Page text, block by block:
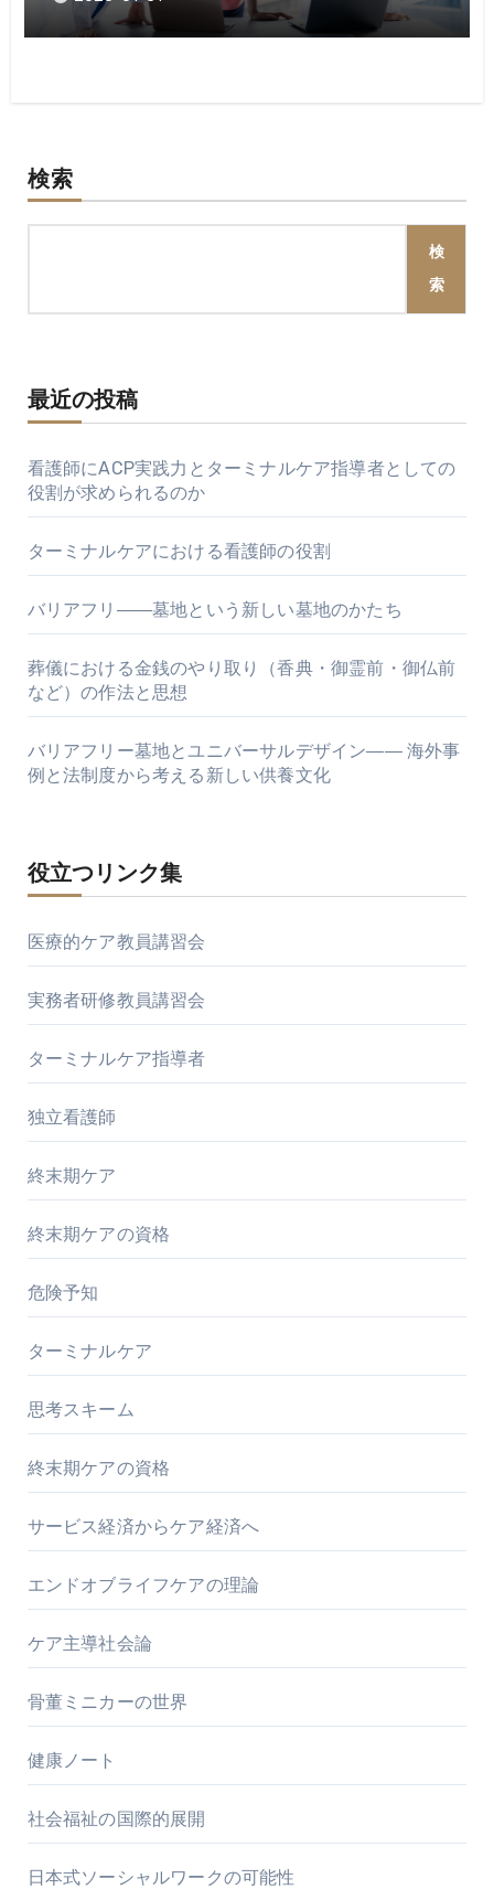
検索
検
索
最近の投稿
看護師にACP実践力とターミナルケア指導者としての
役割が求められるのか
ターミナルケアにおける看護師の役割
バリアフリ――墓地という新しい墓地のかたち
葬儀における金銭のやり取り（香典・御霊前・御仏前
など）の作法と思想
バリアフリー墓地とユニバーサルデザイン―― 海外事
例と法制度から考える新しい供養文化
役立つリンク集
医療的ケア教員講習会
実務者研修教員講習会
ターミナルケア指導者
独立看護師
終末期ケア
終末期ケアの資格
危険予知
ターミナルケア
思考スキーム
終末期ケアの資格
サービス経済からケア経済へ
エンドオブライフケアの理論
ケア主導社会論
骨董ミニカーの世界
健康ノート
社会福祉の国際的展開
日本式ソーシャルワークの可能性